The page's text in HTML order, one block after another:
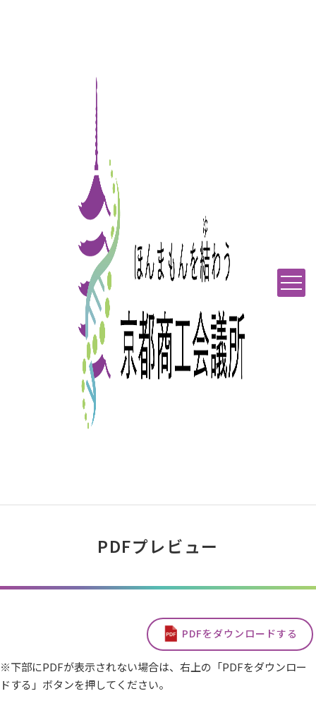
PDFプレビュー
PDFをダウンロードする
※下部にPDFが表示されない場合は、右上の「PDFをダウンロー
ドする」ボタンを押してください。